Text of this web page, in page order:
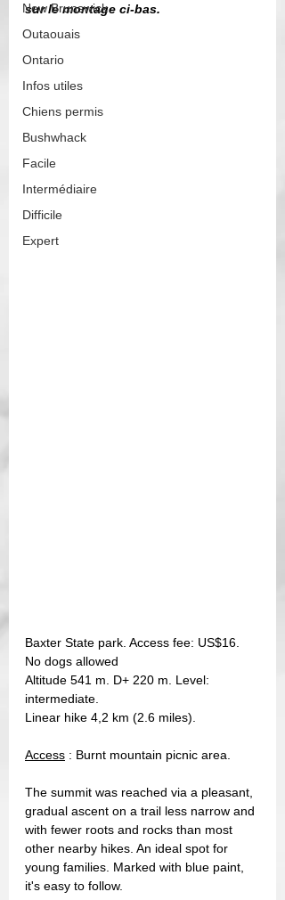
New Brunswick
Outaouais
Ontario
Infos utiles
Chiens permis
Bushwhack
Facile
Intermédiaire
Difficile
Expert
sur le montage ci-bas.
Baxter State park. Access fee: US$16.
No dogs allowed
Altitude 541 m. D+ 220 m. Level:
intermediate.
Linear hike 4,2 km (2.6 miles).
Access : Burnt mountain picnic area.
The summit was reached via a pleasant,
gradual ascent on a trail less narrow and
with fewer roots and rocks than most
other nearby hikes. An ideal spot for
young families. Marked with blue paint,
it's easy to follow.